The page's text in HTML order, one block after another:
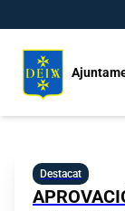
Destacat